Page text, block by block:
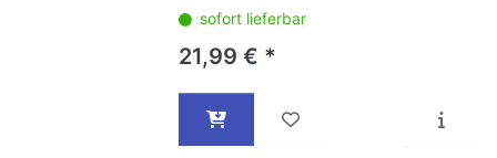
sofort lieferbar
21,99 € *